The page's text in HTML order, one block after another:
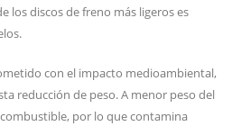
los discos de freno más ligeros es
con el impacto medioambiental,
reducción de peso. A menor peso del
por lo que contamina